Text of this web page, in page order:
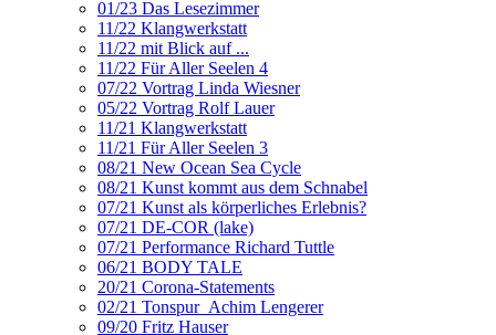
01/23 Das Lesezimmer
11/22 Klangwerkstatt
11/22 mit Blick auf ...
11/22 Für Aller Seelen 4
07/22 Vortrag Linda Wiesner
05/22 Vortrag Rolf Lauer
11/21 Klangwerkstatt
11/21 Für Aller Seelen 3
08/21 New Ocean Sea Cycle
08/21 Kunst kommt aus dem Schnabel
07/21 Kunst als körperliches Erlebnis?
07/21 DE-COR (lake)
07/21 Performance Richard Tuttle
06/21 BODY TALE
20/21 Corona-Statements
02/21 Tonspur_Achim Lengerer
09/20 Fritz Hauser